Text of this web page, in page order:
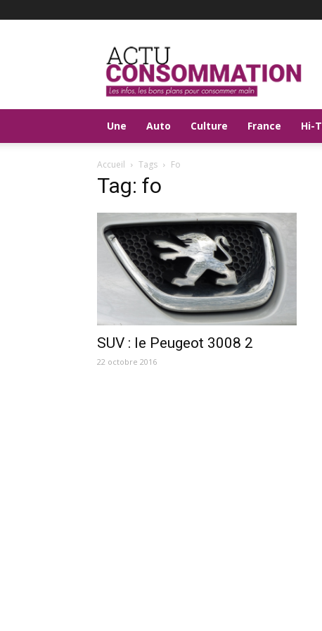
Actu
Consommation
Une Auto Culture France Hi-
Accueil Tags Fo
Tag: fo
SUV : le Peugeot 3008 2
22 octobre 2016